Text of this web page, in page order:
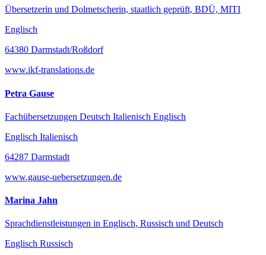
Übersetzerin und Dolmetscherin, staatlich geprüft, BDÜ, MITI
Englisch
64380 Darmstadt/Roßdorf
www.ikf-translations.de
Petra Gause
Fachübersetzungen Deutsch Italienisch Englisch
Englisch Italienisch
64287 Darmstadt
www.gause-uebersetzungen.de
Marina Jahn
Sprachdienstleistungen in Englisch, Russisch und Deutsch
Englisch Russisch